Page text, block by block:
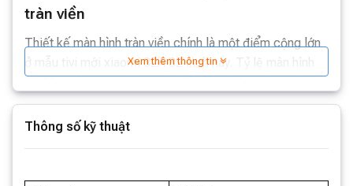
tràn viền
Thiết kế màn hình tràn viền chính là một điểm cộng lớn
ở mẫu tivi mới xiaomi 32A 32 inch này. Tỷ lệ màn hình
phim với tầm nhìn sâu hơn, sống động hơn. Chỉ cần bạn
bật lên, nó sẽ cho bạn những hình ảnh sắc nét với độ
Xem thêm thông tin
Thông số kỹ thuật